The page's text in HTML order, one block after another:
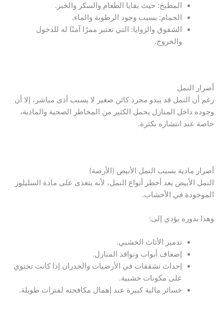
المطبخ: حيث بقايا الطعام والسكر والخبز.
الحمام: بسبب وجود الرطوبة والماء.
الشقوق والزوايا: التي تعتبر ممرًا آمنًا له للدخول
والخروج.
أضرار النمل
رغم أن النمل قد يبدو مجرد كائن صغير لا يسبب أذى مباشر، إلا أن
وجوده داخل المنازل يحمل الكثير من المخاطر الصحية والمادية،
خاصة عند انتشاره بكثرة.
أضرار مادية بسبب النمل الأبيض (الأرضة)
النمل الأبيض يعد أخطر أنواع النمل، لأنه يتغذى على مادة السليلوز
الموجودة في الأخشاب.
وهذا بدوره يؤدي إلى:
تدمير الأثاث الخشبي.
إضعاف أبواب ونوافذ المنازل.
إحداث تشققات في الأرضيات والجدران إذا كانت تحتوي
على مكونات خشبية.
خسائر مالية كبيرة عند إهمال مكافحته لفترات طويلة.